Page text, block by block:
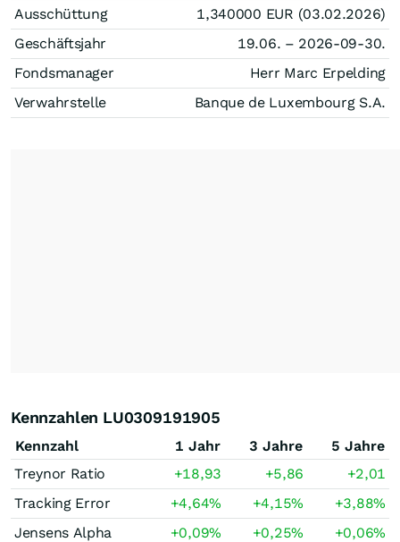
Ausschüttung
1,340000 EUR (03.02.2026)
Geschäftsjahr
19.06. – 2026-09-30.
Fondsmanager
Herr Marc Erpelding
Verwahrstelle
Banque de Luxembourg S.A.
Kennzahlen LU0309191905
Kennzahl 1 Jahr 3 Jahre
5 Jahre
Treynor Ratio
+18,93 +5,86
+2,01
Tracking Error
+4,64% +4,15% +3,88%
Jensens Alpha
+0,09% +0,25% +0,06%